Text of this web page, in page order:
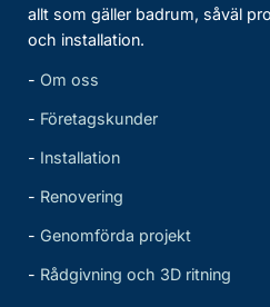
allt som gäller badrum, såväl
och installation.
- Om oss
- Företagskunder
- Installation
- Renovering
- Genomförda projekt
- Rådgivning och 3D ritning